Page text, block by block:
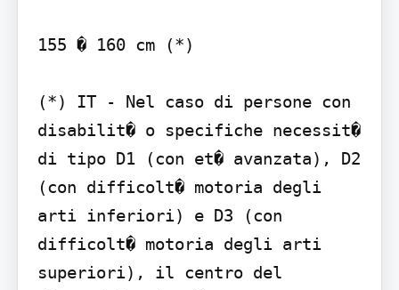
155 � 160 cm (*)
(*) IT - Nel caso di persone con
disabilit� o specifiche necessit�
di tipo D1 (con et� avanzata), D2
(con difficolt� motoria degli
arti inferiori) e D3 (con
difficolt� motoria degli arti
superiori), il centro del